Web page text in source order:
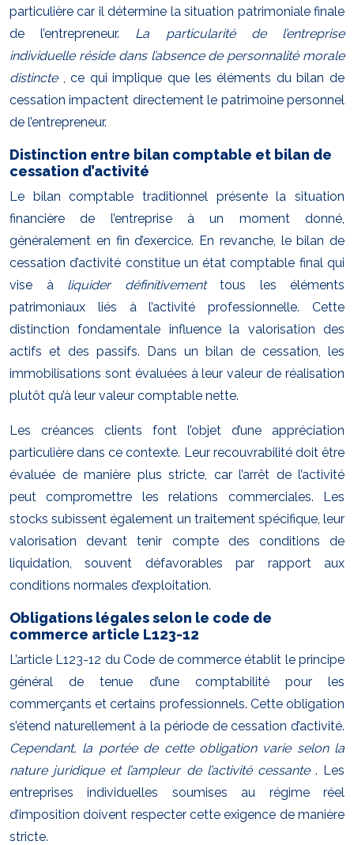
particulière car il détermine la situation patrimoniale finale
de l’entrepreneur. La particularité de l’entreprise
individuelle réside dans l’absence de personnalité morale
distincte , ce qui implique que les éléments du bilan de
cessation impactent directement le patrimoine personnel
de l’entrepreneur.
Distinction entre bilan comptable et bilan de
cessation d’activité
Le bilan comptable traditionnel présente la situation
financière de l’entreprise à un moment donné,
généralement en fin d’exercice. En revanche, le bilan de
cessation d’activité constitue un état comptable final qui
vise à liquider définitivement tous les éléments
patrimoniaux liés à l’activité professionnelle. Cette
distinction fondamentale influence la valorisation des
actifs et des passifs. Dans un bilan de cessation, les
immobilisations sont évaluées à leur valeur de réalisation
plutôt qu’à leur valeur comptable nette.
Les créances clients font l’objet d’une appréciation
particulière dans ce contexte. Leur recouvrabilité doit être
évaluée de manière plus stricte, car l’arrêt de l’activité
peut compromettre les relations commerciales. Les
stocks subissent également un traitement spécifique, leur
valorisation devant tenir compte des conditions de
liquidation, souvent défavorables par rapport aux
conditions normales d’exploitation.
Obligations légales selon le code de
commerce article L123-12
L’article L123-12 du Code de commerce établit le principe
général de tenue d’une comptabilité pour les
commerçants et certains professionnels. Cette obligation
s’étend naturellement à la période de cessation d’activité.
Cependant, la portée de cette obligation varie selon la
nature juridique et l’ampleur de l’activité cessante . Les
entreprises individuelles soumises au régime réel
d’imposition doivent respecter cette exigence de manière
stricte.